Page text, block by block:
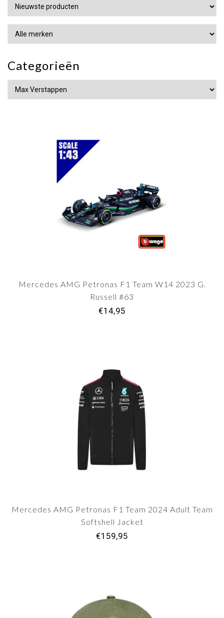
Categorieën
Mercedes AMG Petronas F1 Team W14 2023 G.
Russell #63
€14,95
Mercedes AMG Petronas F1 Team 2024 Adult Team
Softshell Jacket
€159,95